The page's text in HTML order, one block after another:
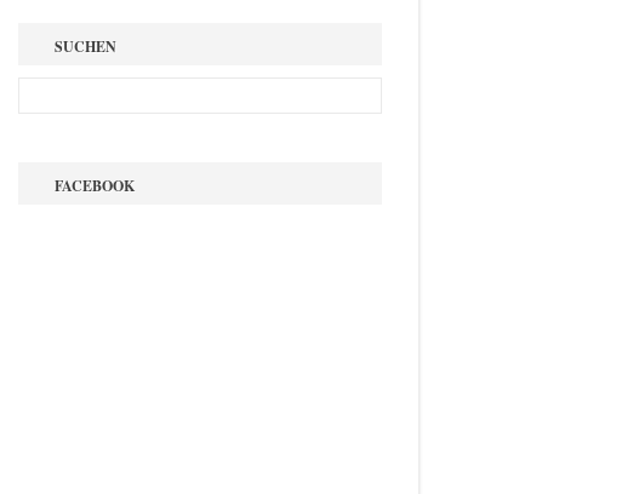
SUCHEN
FACEBOOK